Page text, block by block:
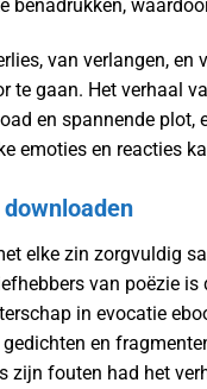
benadrukken,
van verlangen,
te gaan. Het verhaal
en spannende plot,
emoties en reacties
elke zin zorgvuldig
van poëzie
in evocatie
en
fouten had het